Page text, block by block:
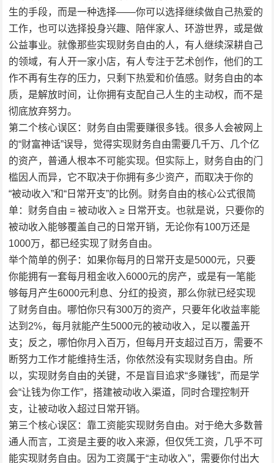
生的手段，而是一种选择——你可以选择继续做自己热爱的
工作，也可以选择投身兴趣、陪伴家人、环游世界，或是做
公益事业。就像那些实现财务自由的人，有人继续深耕自己
的领域，有人开一家小店，有人专注于艺术创作，他们的工
作不再有生存的压力，只剩下热爱和价值感。财务自由的本
质，是解放时间，让你拥有支配自己人生的主动权，而不是
彻底放弃努力。
第二个核心误区：财务自由需要赚很多钱。很多人会被网上
的“财富神话”误导，觉得实现财务自由需要几千万、几个亿
的资产，普通人根本不可能实现。但实际上，财务自由的门
槛因人而异，它不取决于你拥有多少资产，而取决于你的
“被动收入”和“日常开支”的比例。财务自由的核心公式很简
单：财务自由 = 被动收入 ≥ 日常开支。也就是说，只要你的
被动收入能够覆盖自己的日常开销，无论你有100万还是
1000万，都已经实现了财务自由。
举个简单的例子：如果你每月的日常开支是5000元，只要
你能拥有一套每月租金收入6000元的房产，或是有一笔能
够每月产生6000元利息、分红的投资，那么你就已经实现
了财务自由。哪怕你只有300万的资产，只要年化收益率能
达到2%，每月就能产生5000元的被动收入，足以覆盖开
支；反之，哪怕你月入百万，但每月开支超过百万，需要不
断努力工作才能维持生活，你依然没有实现财务自由。所
以，实现财务自由的关键，不是盲目追求“多赚钱”，而是学
会“让钱为你工作”，搭建被动收入渠道，同时合理控制开
支，让被动收入超过日常开销。
第三个核心误区：靠工资能实现财务自由。对于绝大多数普
通人而言，工资是主要的收入来源，但仅凭工资，几乎不可
能实现财务自由。因为工资属于“主动收入”，需要你付出大